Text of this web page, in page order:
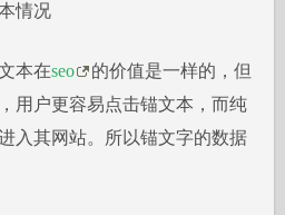
情况
本在seo
的价值是一样的，但
用户更容易点击锚文本，而纯
入其网站。所以锚文字的数据